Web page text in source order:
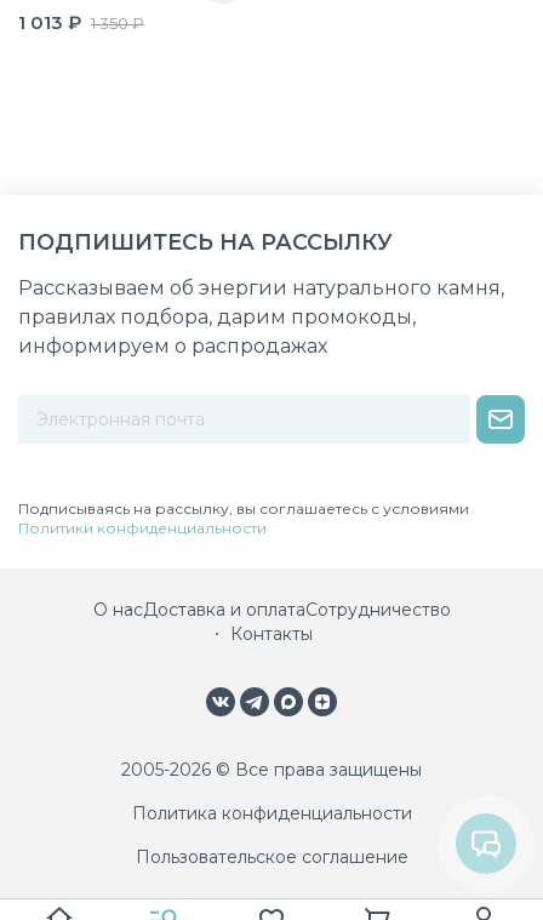
1 013 ₽ 1 350 ₽
ПОДПИШИТЕСЬ НА РАССЫЛКУ
Рассказываем об энергии натурального камня,
правилах подбора, дарим промокоды,
информируем о распродажах
Подписываясь на рассылку, вы соглашаетесь с условиями
Политики конфиденциальности
О насДоставка и оплатаСотрудничество
Контакты
2005-2026 © Все права защищены
Политика конфиденциальности
Пользовательское соглашение